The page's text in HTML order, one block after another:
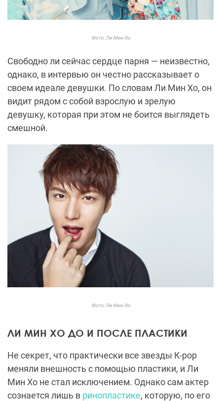
Фото: Ли Мин Хо
Свободно ли сейчас сердце парня — неизвестно,
однако, в интервью он честно рассказывает о
своем идеале девушки. По словам Ли Мин Хо, он
видит рядом с собой взрослую и зрелую
девушку, которая при этом не боится выглядеть
смешной.
Фото: Ли Мин Хо
ЛИ МИН ХО ДО И ПОСЛЕ ПЛАСТИКИ
Не секрет, что практически все звезды К-рор
меняли внешность с помощью пластики, и Ли
Мин Хо не стал исключением. Однако сам актер
сознается лишь в ринопластике, которую, по его